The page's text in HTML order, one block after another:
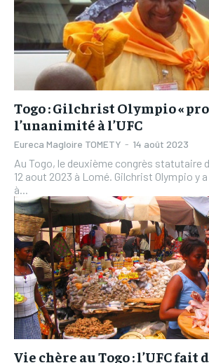
Togo : Gilchrist Olympio «
l’unanimité à l’UFC
Eureca Magloire TOMETY - 14 août 2023
Au Togo, le deuxième congrès statutaire
12 aout 2023 à Lomé. Gilchrist Olympio y
à...
Vie chère au Togo : l’UFC fait